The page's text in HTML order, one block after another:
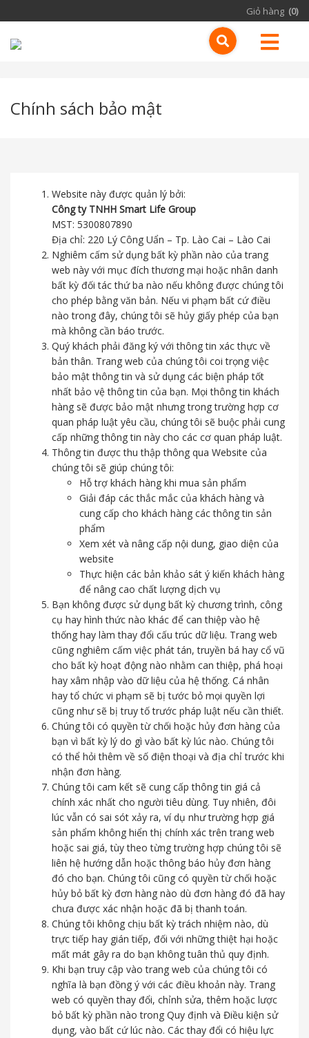
Giỏ hàng (0)
Chính sách bảo mật
Website này được quản lý bởi:
Công ty TNHH Smart Life Group
MST: 5300807890
Địa chỉ: 220 Lý Công Uẩn – Tp. Lào Cai – Lào Cai
Nghiêm cấm sử dụng bất kỳ phần nào của trang
web này với mục đích thương mại hoặc nhân danh
bất kỳ đối tác thứ ba nào nếu không được chúng tôi
cho phép bằng văn bản. Nếu vi phạm bất cứ điều
nào trong đây, chúng tôi sẽ hủy giấy phép của bạn
mà không cần báo trước.
Quý khách phải đăng ký với thông tin xác thực về
bản thân. Trang web của chúng tôi coi trọng việc
bảo mật thông tin và sử dụng các biện pháp tốt
nhất bảo vệ thông tin của bạn. Mọi thông tin khách
hàng sẽ được bảo mật nhưng trong trường hợp cơ
quan pháp luật yêu cầu, chúng tôi sẽ buộc phải cung
cấp những thông tin này cho các cơ quan pháp luật.
Thông tin được thu thập thông qua Website của
chúng tôi sẽ giúp chúng tôi:
Hỗ trợ khách hàng khi mua sản phẩm
Giải đáp các thắc mắc của khách hàng và
cung cấp cho khách hàng các thông tin sản
phẩm
Xem xét và nâng cấp nội dung, giao diện của
website
Thực hiện các bản khảo sát ý kiến khách hàng
để nâng cao chất lượng dịch vụ
Bạn không được sử dụng bất kỳ chương trình, công
cụ hay hình thức nào khác để can thiệp vào hệ
thống hay làm thay đổi cấu trúc dữ liệu. Trang web
cũng nghiêm cấm việc phát tán, truyền bá hay cổ vũ
cho bất kỳ hoạt động nào nhằm can thiệp, phá hoại
hay xâm nhập vào dữ liệu của hệ thống. Cá nhân
hay tổ chức vi phạm sẽ bị tước bỏ mọi quyền lợi
cũng như sẽ bị truy tố trước pháp luật nếu cần thiết.
Chúng tôi có quyền từ chối hoặc hủy đơn hàng của
bạn vì bất kỳ lý do gì vào bất kỳ lúc nào. Chúng tôi
có thể hỏi thêm về số điện thoại và địa chỉ trước khi
nhận đơn hàng.
Chúng tôi cam kết sẽ cung cấp thông tin giá cả
chính xác nhất cho người tiêu dùng. Tuy nhiên, đôi
lúc vẫn có sai sót xảy ra, ví dụ như trường hợp giá
sản phẩm không hiển thị chính xác trên trang web
hoặc sai giá, tùy theo từng trường hợp chúng tôi sẽ
liên hệ hướng dẫn hoặc thông báo hủy đơn hàng
đó cho bạn. Chúng tôi cũng có quyền từ chối hoặc
hủy bỏ bất kỳ đơn hàng nào dù đơn hàng đó đã hay
chưa được xác nhận hoặc đã bị thanh toán.
Chúng tôi không chịu bất kỳ trách nhiệm nào, dù
trực tiếp hay gián tiếp, đối với những thiệt hại hoặc
mất mát gây ra do bạn không tuân thủ quy định.
Khi bạn truy cập vào trang web của chúng tôi có
nghĩa là bạn đồng ý với các điều khoản này. Trang
web có quyền thay đổi, chỉnh sửa, thêm hoặc lược
bỏ bất kỳ phần nào trong Quy định và Điều kiện sử
dụng, vào bất cứ lúc nào. Các thay đổi có hiệu lực